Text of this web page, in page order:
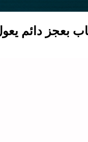
بعجز دائم